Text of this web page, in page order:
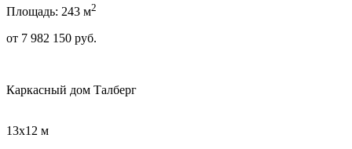
Площадь: 243 м2
от 7 982 150 руб.
Каркасный дом Талберг
13х12 м